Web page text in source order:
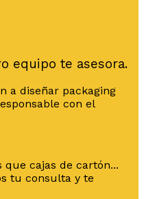
equipo te asesora.
a diseñar packaging
con el
cajas de cartón...
tu consulta y te